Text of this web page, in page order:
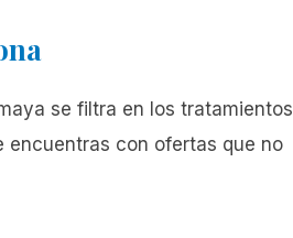
se filtra en los tratamientos
encuentras con ofertas que no